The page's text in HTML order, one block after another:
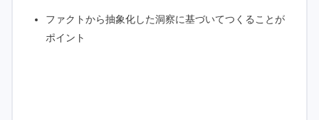
ファクトから抽象化した洞察に基づいてつくることが
ポイント